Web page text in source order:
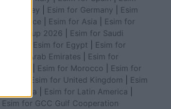
for Turkey
Esim for Germany
Esim
for Greece
Esim for Asia
Esim for
World Cup 2026
Esim for Saudi
Esim for Egypt
Esim for
United Arab Emirates
Esim for
Esim for Morocco
Esim for
Esim for United Kingdom
Esim
for Africa
Esim for Latin America
Esim for GCC Gulf Cooperation